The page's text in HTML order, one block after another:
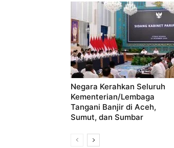
Negara Kerahkan Seluruh
Kementerian/Lembaga
Tangani Banjir di Aceh,
Sumut, dan Sumbar